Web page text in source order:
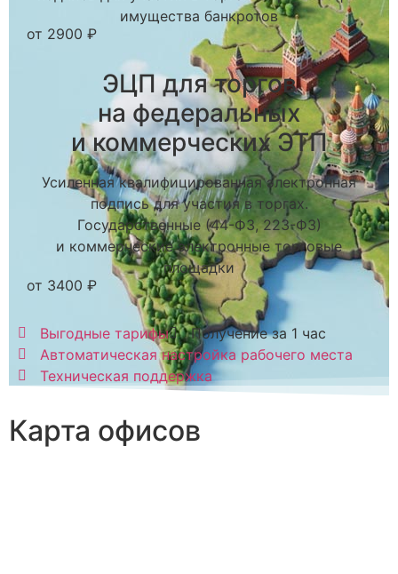
имущества банкротов
от 2900 ₽
ЭЦП для торгов
на федеральных
и коммерческих ЭТП
Усиленная квалифицированная электронная
подпись для участия в торгах.
Государственные (44-ФЗ, 223-ФЗ)
и коммерческие электронные торговые
площадки
от 3400 ₽
Выгодные тарифы
Получение за 1 час
Автоматическая настройка рабочего места
Техническая поддержка
Карта офисов